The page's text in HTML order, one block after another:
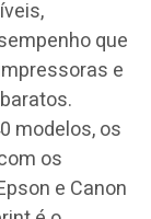
que
e
modelos, os
os
e Canon